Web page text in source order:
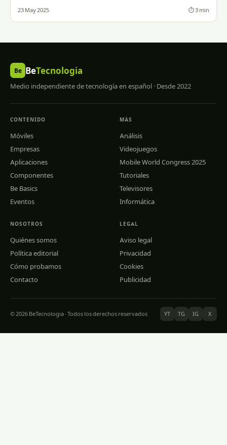
23 May 2025 ⏱ 3 min
Be BeTecnologia
Medio independiente de tecnología en español · Desde 2022
CONTENIDO
Móviles
Empresas
Aplicaciones
Componentes
Be Basics
Eventos
MÁS
Análisis
Videojuegos
Mobile World Congress 2025
Tutoriales
Televisores
Informática
NOSOTROS
Quiénes somos
Política editorial
Cómo probamos
Contacto
LEGAL
Aviso legal
Privacidad
Cookies
Publicidad
© 2026 BeTecnologia · Todos los derechos reservados YT TG IG X